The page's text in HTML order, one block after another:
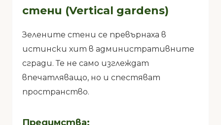
стени (Vertical gardens)
Зелените стени се превърнаха в
истински хит в административните
сгради. Те не само изглеждат
впечатляващо, но и спестяват
пространство.
Предимства: